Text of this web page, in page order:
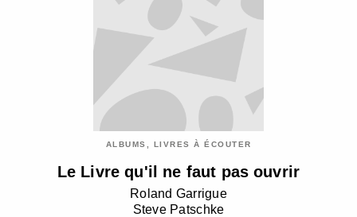
ALBUMS, LIVRES À ÉCOUTER
Le Livre qu'il ne faut pas ouvrir
Roland Garrigue
Steve Patschke